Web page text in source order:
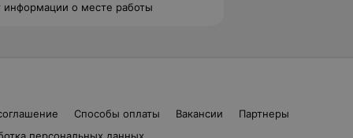
информации о месте работы
Способы оплаты Вакансии
Партнеры